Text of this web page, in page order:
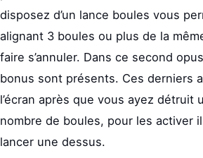
disposez d’un lance boules vous
alignant 3 boules ou plus de la
faire s’annuler. Dans ce second
bonus sont présents. Ces derniers
l’écran après que vous ayez détruit
nombre de boules, pour les activer
lancer une dessus.